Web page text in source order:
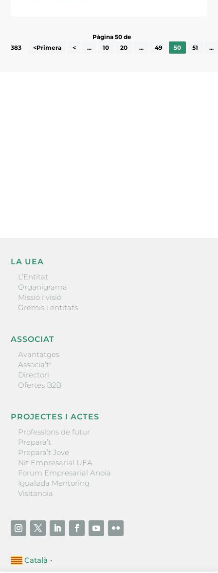
Pàgina 50 de
383
<Primera < ... 10 20 ... 49 50 51 ...
LA UEA
L’Entitat
Organigrama
Missió i visió
Gremis i entitats
ASSOCIAT
Avantatges
Associa’t!
Directori
Ofertes B2B
PROJECTES I ACTES
Professions de futur
Prepara’t
Prepara’t Jove
Nit Empresarial UEA
Forum Empresarial Anoia
Igualada Mentoring
Visitanoia
Català ▼